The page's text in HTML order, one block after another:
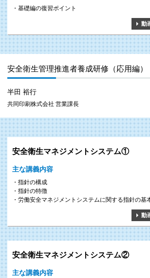
基礎編の復習ポイント
動
安全衛生管理推進者養成研修（応用編）
半田 裕行
共同印刷株式会社 営業課長
安全衛生マネジメントシステム①
主な講義内容
指針の構成
指針の特徴
労働安全マネジメントシステムに関する指針の基
動
安全衛生マネジメントシステム②
主な講義内容